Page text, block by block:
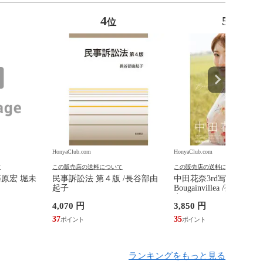
宏 堀未
4位
HonyaClub.com
この販売店の送料について
民事訴訟法 第４版 /長谷部由
起子
4,070 円
37
5
HonyaClub.com
この販売店の送料について
中田花奈3rd写真集
Bougainvillea /菊地泰久
3,850 円
35
ランキングをもっと見る